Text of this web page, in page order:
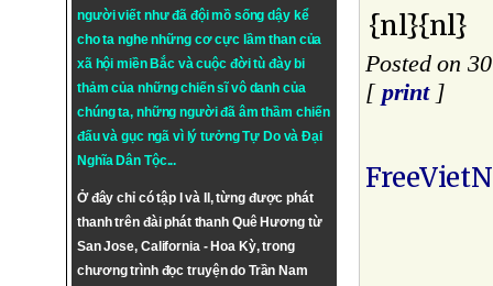
người viết như đã đội mồ sống dậy kể
cho ta nghe những cơ cực lầm than của
xã hội miền Bắc và cuộc đời tù đày bi
thảm của những chiến sĩ vô danh của
chúng ta, những người đã âm thầm chiến
đấu và gục ngã vì lý tưởngTự DovàĐại
Nghĩa Dân Tộc...
Ở đây chỉ có tập I và II, từng được phát
thanh trên đài phát thanh Quê Hương từ
San Jose, California - Hoa Kỳ, trong
chương trình đọc truyện do Trần Nam
{nl}{nl}
Posted on
[ print]